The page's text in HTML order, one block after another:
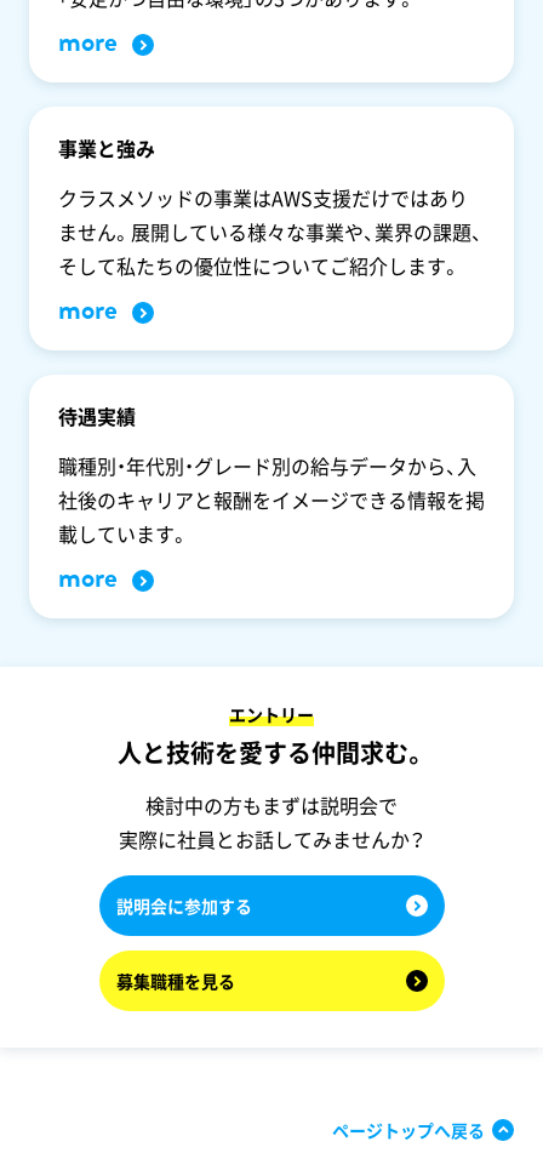
more
事業と強み
クラスメソッドの事業はAWS支援だけではあり
ません。展開している様々な事業や、業界の課題、
そして私たちの優位性についてご紹介します。
more
待遇実績
職種別・年代別・グレード別の給与データから、入
社後のキャリアと報酬をイメージできる情報を掲
載しています。
more
エントリー
人と技術を愛する仲間求む。
検討中の方もまずは説明会で
実際に社員とお話してみませんか？
説明会に参加する
募集職種を見る
ページトップへ戻る